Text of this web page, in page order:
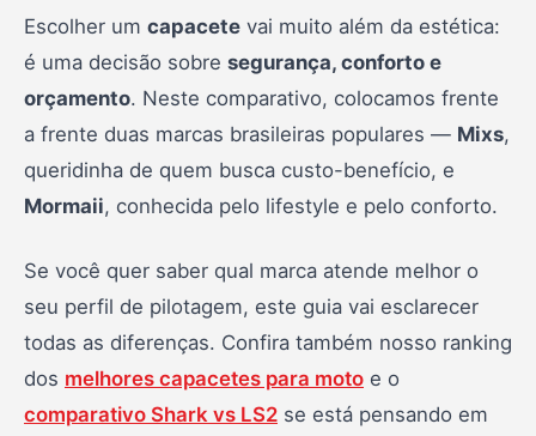
Por que escolher um capacete Mixs?
Análise dos capacetes Mixs
Por que escolher um capacete Mormaii?
Análise dos capacetes Mormaii
Comparativo direto: Mixs vs Mormaii
Conclusão
Escolher um capacete vai muito além da estética:
é uma decisão sobre segurança, conforto e
orçamento. Neste comparativo, colocamos frente
a frente duas marcas brasileiras populares — Mixs,
queridinha de quem busca custo-benefício, e
Mormaii, conhecida pelo lifestyle e pelo conforto.
Se você quer saber qual marca atende melhor o
seu perfil de pilotagem, este guia vai esclarecer
todas as diferenças. Confira também nosso ranking
dos melhores capacetes para moto e o
comparativo Shark vs LS2 se está pensando em